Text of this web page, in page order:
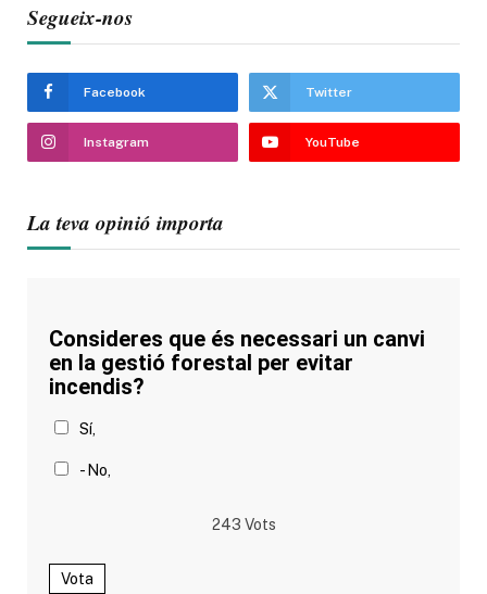
Segueix-nos
Facebook Twitter
Instagram YouTube
La teva opinió importa
Consideres que és necessari un canvi
en la gestió forestal per evitar
incendis?
Sí,
- No,
243 Vots
Vota